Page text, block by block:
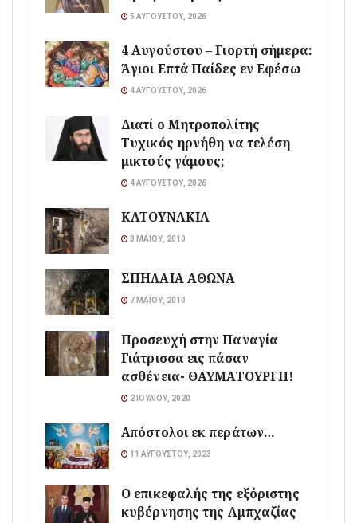
5 ΑΥΓΟΎΣΤΟΥ, 2026
4 Αυγούστου – Γιορτή σήμερα:
Άγιοι Επτά Παίδες εν Εφέσω
4 ΑΥΓΟΎΣΤΟΥ, 2026
Διατί ο Μητροπολίτης
Τυχικός ηρνήθη να τελέση
μικτούς γάμους;
4 ΑΥΓΟΎΣΤΟΥ, 2026
ΚΑΤΟΥΝΑΚΙΑ
3 ΜΑΪ́ΟΥ, 2010
ΣΠΗΛΑΙΑ ΑΘΩΝΑ
7 ΜΑΪ́ΟΥ, 2010
Προσευχή στην Παναγία
Γιάτρισσα εις πάσαν
ασθένεια- ΘΑΥΜΑΤΟΥΡΓΗ!
2 ΙΟΥΛΊΟΥ, 2020
Απόστολοι εκ περάτων…
11 ΑΥΓΟΎΣΤΟΥ, 2023
Ο επικεφαλής της εξόριστης
κυβέρνησης της Αμπχαζίας